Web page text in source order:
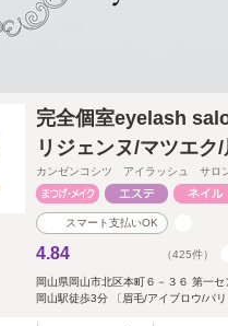
完全個室eyelash
リジェンヌ/マツエク
カンゼンコシツ アイラッシュ サロ
スマート支払いOK
4.84 （425件）
岡山県岡山市北区本町６－３６ 第一
岡山駅徒歩3分 〔眉毛/アイブロウ/パ